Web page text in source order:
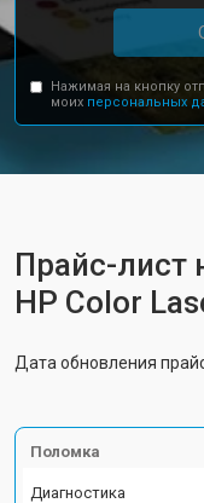
Нажимая на кнопку
моих персональных
Прайс-лист
HP Color
Дата обновления
Поломка
Диагностика